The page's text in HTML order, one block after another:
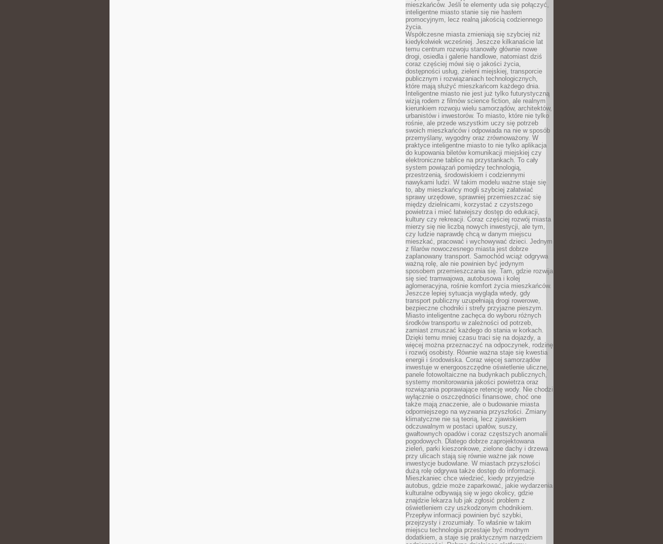
mieszkańców. Jeśli te elementy uda się połączyć,
inteligentne miasto stanie się nie hasłem
promocyjnym, lecz realną jakością codziennego
życia.
Współczesne miasta zmieniają się szybciej niż
kiedykolwiek wcześniej. Jeszcze kilkanaście lat
temu centrum rozwoju stanowiły głównie nowe
drogi, osiedla i galerie handlowe, natomiast dziś
coraz częściej mówi się o jakości życia,
dostępności usług, zieleni miejskiej, transporcie
publicznym i rozwiązaniach technologicznych,
które mają służyć mieszkańcom każdego dnia.
Inteligentne miasto nie jest już tylko futurystyczną
wizją rodem z filmów science fiction, ale realnym
kierunkiem rozwoju wielu samorządów, architektów,
urbanistów i inwestorów. To miasto, które nie tylko
rośnie, ale przede wszystkim uczy się potrzeb
swoich mieszkańców i odpowiada na nie w sposób
przemyślany, wygodny oraz zrównoważony. W
praktyce inteligentne miasto to nie tylko aplikacja
do kupowania biletów komunikacji miejskiej czy
elektroniczne tablice na przystankach. To cały
system powiązań pomiędzy technologią,
przestrzenią, środowiskiem i codziennymi
nawykami ludzi. W takim modelu ważne staje się
to, aby mieszkańcy mogli szybciej załatwiać
sprawy urzędowe, sprawniej przemieszczać się
między dzielnicami, korzystać z czystszego
powietrza i mieć łatwiejszy dostęp do edukacji,
kultury czy rekreacji. Coraz częściej rozwój miasta
mierzy się nie liczbą nowych inwestycji, ale tym,
czy ludzie naprawdę chcą w danym miejscu
mieszkać, pracować i wychowywać dzieci. Jednym
z filarów nowoczesnego miasta jest dobrze
zaplanowany transport. Samochód wciąż odgrywa
ważną rolę, ale nie powinien być jedynym
sposobem przemieszczania się. Tam, gdzie rozwija
się sieć tramwajowa, autobusowa i kolej
aglomeracyjna, rośnie komfort życia mieszkańców.
Jeszcze lepiej sytuacja wygląda wtedy, gdy
transport publiczny uzupełniają drogi rowerowe,
bezpieczne chodniki i strefy przyjazne pieszym.
Miasto inteligentne zachęca do wyboru różnych
środków transportu w zależności od potrzeb,
zamiast zmuszać każdego do stania w korkach.
Dzięki temu mniej czasu traci się na dojazdy, a
więcej można przeznaczyć na odpoczynek, rodzinę
i rozwój osobisty. Równie ważna staje się kwestia
energii i środowiska. Coraz więcej samorządów
inwestuje w energooszczędne oświetlenie uliczne,
panele fotowoltaiczne na budynkach publicznych,
systemy monitorowania jakości powietrza oraz
rozwiązania poprawiające retencję wody. Nie chodzi
wyłącznie o oszczędności finansowe, choć one
także mają znaczenie, ale o budowanie miasta
odporniejszego na wyzwania przyszłości. Zmiany
klimatyczne nie są teorią, lecz zjawiskiem
odczuwalnym w postaci upałów, suszy,
gwałtownych opadów i coraz częstszych anomalii
pogodowych. Dlatego dobrze zaprojektowana
zieleń, parki kieszonkowe, zielone dachy i drzewa
przy ulicach stają się równie ważne jak nowe
inwestycje budowlane. W miastach przyszłości
dużą rolę odgrywa także dostęp do informacji.
Mieszkaniec chce wiedzieć, kiedy przyjedzie
autobus, gdzie może zaparkować, jakie wydarzenia
kulturalne odbywają się w jego okolicy, gdzie
znajdzie lekarza lub jak zgłosić problem z
oświetleniem czy uszkodzonym chodnikiem.
Przepływ informacji powinien być szybki,
przejrzysty i zrozumiały. To właśnie w takim
miejscu technologia przestaje być modnym
dodatkiem, a staje się praktycznym narzędziem